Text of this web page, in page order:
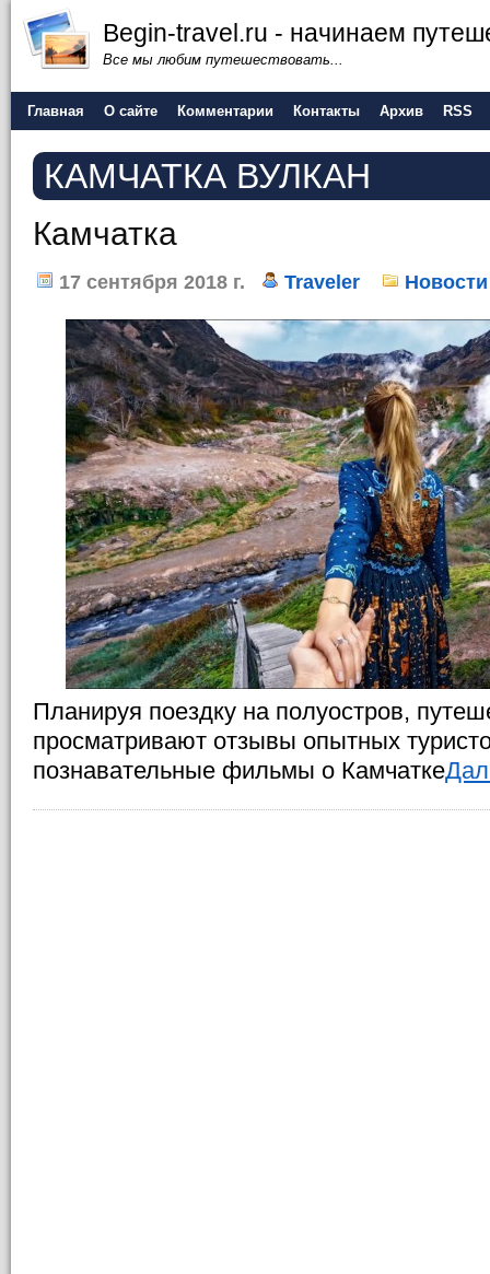
Begin-travel.ru - начинаем
Все мы любим путешествовать...
Главная О сайте Комментарии Контакты Архив RSS
КАМЧАТКА ВУЛКАН
Камчатка
17 сентября 2018 г. Traveler Новости
Планируя поездку на полуостров,
просматривают отзывы опытных
познавательные фильмы о Камчатке